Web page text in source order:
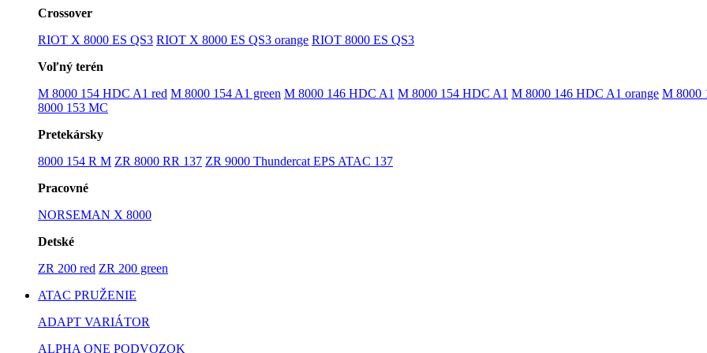
Crossover
RIOT X 8000 ES QS3 RIOT X 8000 ES QS3 orange RIOT 8000 ES QS3
Voľný terén
M 8000 154 HDC A1 red M 8000 154 A1 green M 8000 146 HDC A1 M 8000 154 HDC A1 M 8000 146 HDC A1 orange M 8000
8000 153 MC
Pretekársky
8000 154 R M ZR 8000 RR 137 ZR 9000 Thundercat EPS ATAC 137
Pracovné
NORSEMAN X 8000
Detské
ZR 200 red ZR 200 green
ATAC PRUŽENIE
ADAPT VARIÁTOR
ALPHA ONE PODVOZOK